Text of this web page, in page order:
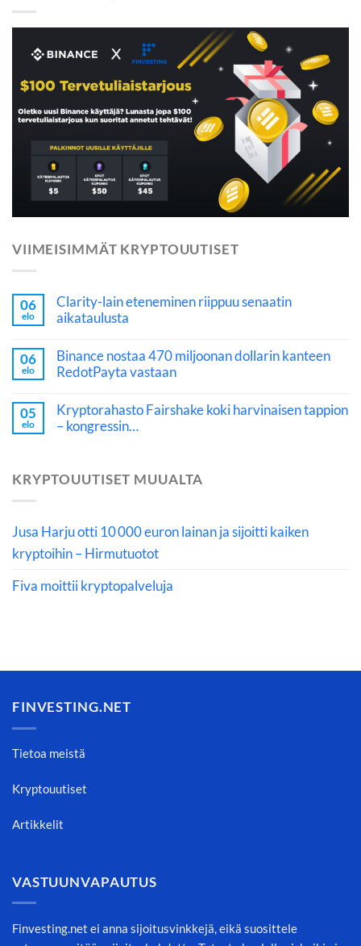
VIIMEISIMMÄT KRYPTOUUTISET
06
elo
Clarity-lain eteneminen riippuu senaatin
aikataulusta
06
elo
Binance nostaa 470 miljoonan dollarin kanteen
RedotPayta vastaan
05
elo
Kryptorahasto Fairshake koki harvinaisen tappion
– kongressin…
KRYPTOUUTISET MUUALTA
Jusa Harju otti 10 000 euron lainan ja sijoitti kaiken
kryptoihin – Hirmutuotot
Fiva moittii kryptopalveluja
FINVESTING.NET
Tietoa meistä
Kryptouutiset
Artikkelit
VASTUUNVAPAUTUS
Finvesting.net ei anna sijoitusvinkkejä, eikä suosittele